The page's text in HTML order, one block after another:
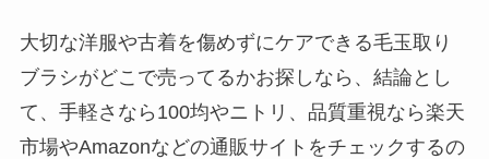
大切な洋服や古着を傷めずにケアできる毛玉取り
ブラシがどこで売ってるかお探しなら、結論とし
て、手軽さなら100均やニトリ、品質重視なら楽天
市場やAmazonなどの通販サイトをチェックするの